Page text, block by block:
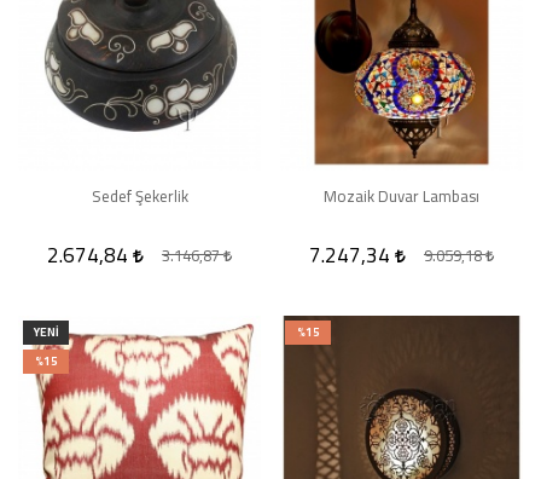
Sedef Şekerlik
2.674,84 3.146,87
Mozaik Duvar Lambası
7.247,34 9.059,18
YENI
%15
%15